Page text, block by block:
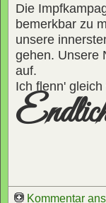
Die
bemerkbar zu
unsere
gehen. Unsere
auf.
Ich flenn'
Kommentar